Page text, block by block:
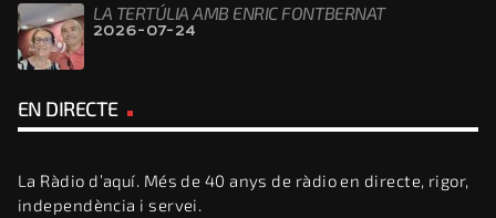
LA TERTÚLIA AMB ENRIC FONTBERNAT
2026-07-24
EN DIRECTE
La Ràdio d’aquí. Més de 40 anys de ràdio en directe, rigor,
independència i servei.